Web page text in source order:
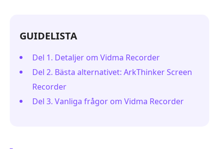
GUIDELISTA
Del 1. Detaljer om Vidma Recorder
Del 2. Bästa alternativet: ArkThinker Screen
Recorder
Del 3. Vanliga frågor om Vidma Recorder